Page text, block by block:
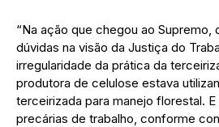
“Na ação que chegou ao Supremo,
dúvidas na visão da Justiça do
irregularidade da prática da
produtora de celulose estava
terceirizada para manejo florestal.
precárias de trabalho, conforme